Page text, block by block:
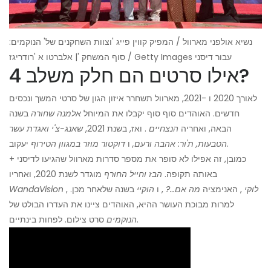
נשיא אולפני מארוול / המפיק קווין פייג 'וצוות השחקנים של' הנוקמים:
סוף המשחק '| אלברטו א 'רודריגז / Getty Images עבור דיסני
אילו סרטים הם חלק משלב 4?
לאורך 2020 ו -2021, מארוול תשחרר איזון הגון של סרטי המשך ונכסים
חדשים. האוהדים סוף סוף יקבלו את המיוחל אלמנה שחורה בשנה
הבאה, ואחריה הנצחיים . ואז, בשנת 2021,
שאנג-צ'י ואגדת עשר
הטבעות, ת'ור: אהבה ורעם, ודוקטור מוזר במגוון הטירוף
יעקוב.
כמובן, זה אפילו לא סופר את מספר סדרות מארוול שהגיעו לדיסני +
באותה תקופה. הבז וחייל החורף מוגדר לשנת 2020, ואחריו
WandaVision , לוקי , האנימציה מה אם…? , ו הוקיי בשנה שלאחר מכן.
למרות מבוכת העושר ההיא, האוהדים ציינו את העדרו הבולט של
הנוקמיםסרט צילום. לפחות בינתיים.